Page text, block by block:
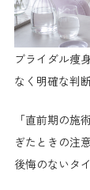
ブライダル痩
なく明確な判
「直前期の施
ぎたときの注
後悔のないタ